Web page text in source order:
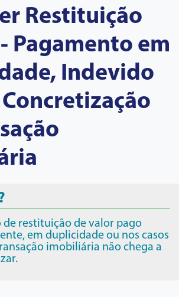
Restituição
Pagamento em
Indevido
de restituição de valor pago
em duplicidade ou nos casos
imobiliária não chega a